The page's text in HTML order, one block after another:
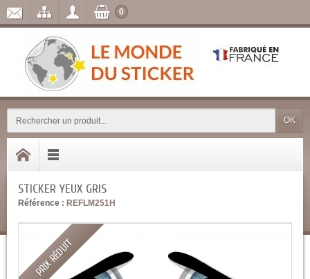
OK
0
STICKER YEUX GRIS
Référence : REFLM251H
PRIX RÉDUIT